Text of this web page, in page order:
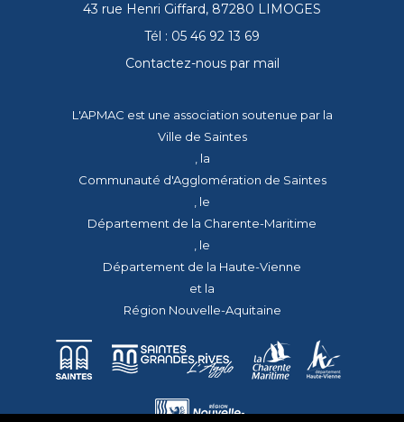
43 rue Henri Giffard, 87280 LIMOGES
Tél : 05 46 92 13 69
Contactez-nous par mail
L'APMAC est une association soutenue par la
Ville de Saintes
, la
Communauté d'Agglomération de Saintes
, le
Département de la Charente-Maritime
, le
Département de la Haute-Vienne
et la
Région Nouvelle-Aquitaine